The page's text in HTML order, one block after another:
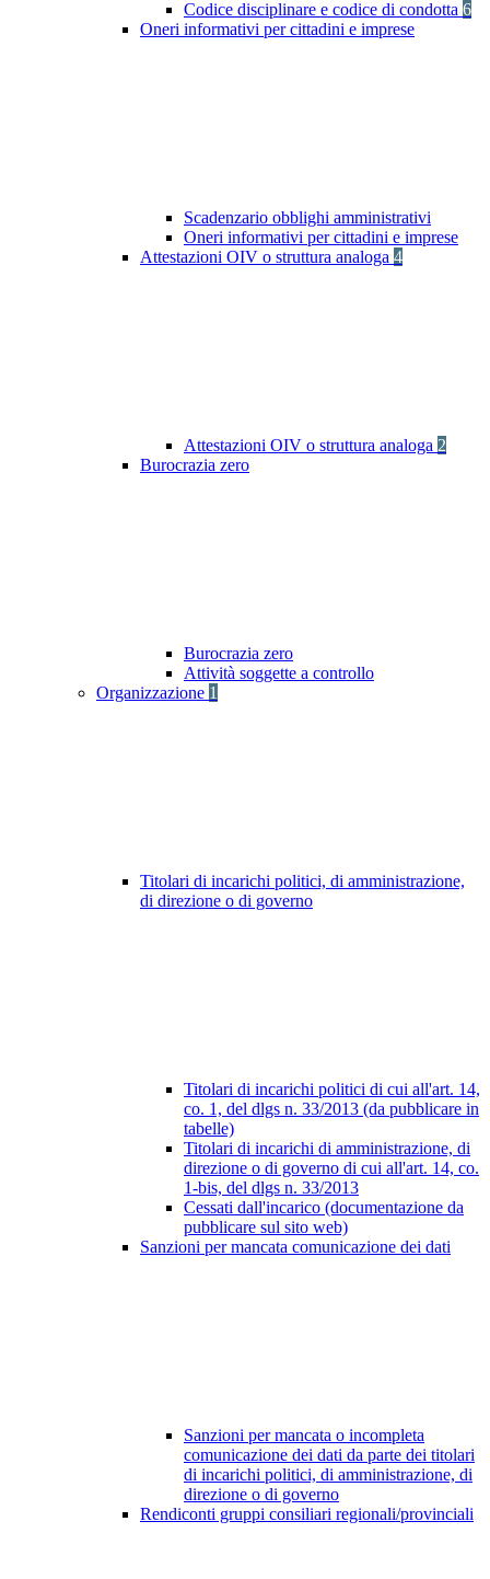
Codice disciplinare e codice di condotta 6
Oneri informativi per cittadini e imprese
Scadenzario obblighi amministrativi
Oneri informativi per cittadini e imprese
Attestazioni OIV o struttura analoga 4
Attestazioni OIV o struttura analoga 2
Burocrazia zero
Burocrazia zero
Attività soggette a controllo
Organizzazione 1
Titolari di incarichi politici, di amministrazione,
di direzione o di governo
Titolari di incarichi politici di cui all'art. 14,
co. 1, del dlgs n. 33/2013 (da pubblicare in
tabelle)
Titolari di incarichi di amministrazione, di
direzione o di governo di cui all'art. 14, co.
1-bis, del dlgs n. 33/2013
Cessati dall'incarico (documentazione da
pubblicare sul sito web)
Sanzioni per mancata comunicazione dei dati
Sanzioni per mancata o incompleta
comunicazione dei dati da parte dei titolari
di incarichi politici, di amministrazione, di
direzione o di governo
Rendiconti gruppi consiliari regionali/provinciali